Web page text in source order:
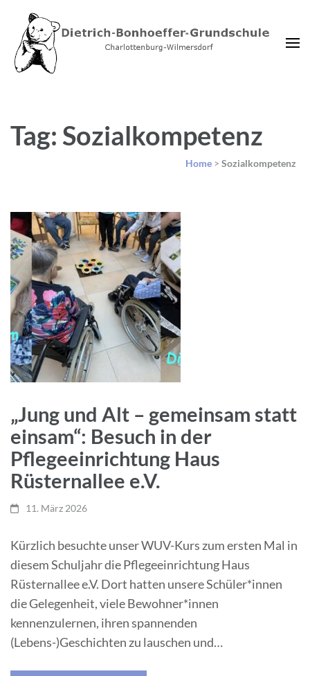
Tag: Sozialkompetenz
Home > Sozialkompetenz
„Jung und Alt – gemeinsam statt
einsam“: Besuch in der
Pflegeeinrichtung Haus
Rüsternallee e.V.
11. März 2026
Kürzlich besuchte unser WUV-Kurs zum ersten Mal in
diesem Schuljahr die Pflegeeinrichtung Haus
Rüsternallee e.V. Dort hatten unsere Schüler*innen
die Gelegenheit, viele Bewohner*innen
kennenzulernen, ihren spannenden
(Lebens-)Geschichten zu lauschen und…